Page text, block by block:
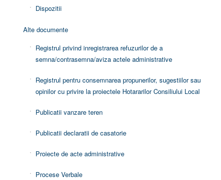
Dispozitii
Alte documente
Registrul privind inregistrarea refuzurilor de a
semna/contrasemna/aviza actele administrative
Registrul pentru consemnarea propunerilor, sugestiilor sau
opinilor cu privire la proiectele Hotararilor Consiliului Local
Publicatii vanzare teren
Publicatii declaratii de casatorie
Proiecte de acte administrative
Procese Verbale